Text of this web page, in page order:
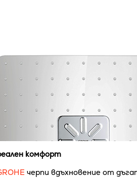
комфорт
черпи вдъхновение от